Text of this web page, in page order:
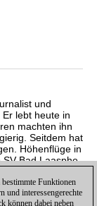
und
lebt heute in
machten ihn
Seitdem hat
Höhenflüge in
Bad Laasphe
Funktionen
und interessengerechte
können dabei neben